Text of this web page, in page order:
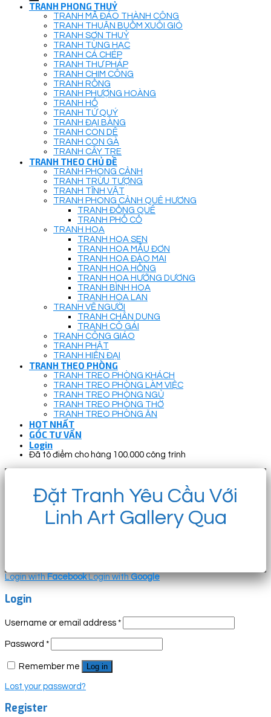
TRANH PHONG THUỶ
TRANH MÃ ĐÁO THÀNH CÔNG
TRANH THUẬN BUỒM XUÔI GIÓ
TRANH SƠN THUỶ
TRANH TÙNG HẠC
TRANH CÁ CHÉP
TRANH THƯ PHÁP
TRANH CHIM CÔNG
TRANH RỒNG
TRANH PHƯỢNG HOÀNG
TRANH HỔ
TRANH TỨ QUÝ
TRANH ĐẠI BÀNG
TRANH CON DÊ
TRANH CON GÀ
TRANH CÂY TRE
TRANH THEO CHỦ ĐỀ
TRANH PHONG CẢNH
TRANH TRỪU TƯỢNG
TRANH TĨNH VẬT
TRANH PHONG CẢNH QUÊ HƯƠNG
TRANH ĐỒNG QUÊ
TRANH PHỐ CỔ
TRANH HOA
TRANH HOA SEN
TRANH HOA MẪU ĐƠN
TRANH HOA ĐÀO MAI
TRANH HOA HỒNG
TRANH HOA HƯỚNG DƯƠNG
TRANH BÌNH HOA
TRANH HOA LAN
TRANH VẼ NGƯỜI
TRANH CHÂN DUNG
TRANH CÔ GÁI
TRANH CÔNG GIÁO
TRANH PHẬT
TRANH HIỆN ĐẠI
TRANH THEO PHÒNG
TRANH TREO PHÒNG KHÁCH
TRANH TREO PHÒNG LÀM VIỆC
TRANH TREO PHÒNG NGỦ
TRANH TREO PHÒNG THỜ
TRANH TREO PHÒNG ĂN
HOT NHẤT
GÓC TƯ VẤN
Login
Đã tô điểm cho hàng 100.000 công trình
Đặt Tranh Yêu Cầu Với
Linh Art Gallery Qua
Login withFacebook Login withGoogle
Login
Username or email address *
Password *
Remember me Log in
Lost your password?
Register